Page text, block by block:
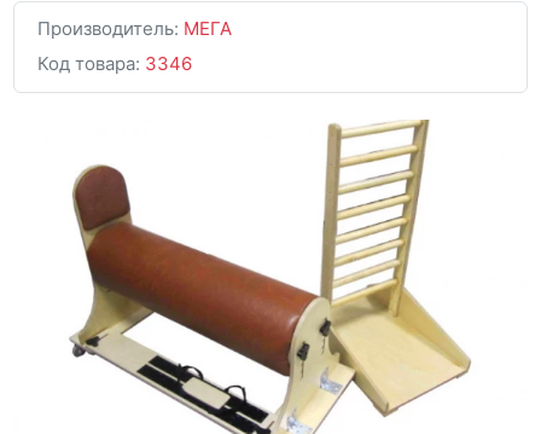
Производитель: МЕГА
Код товара: 3346